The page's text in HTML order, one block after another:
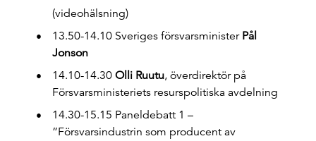
(videohälsning)
13.50-14.10 Sveriges försvarsminister Pål
Jonson
14.10-14.30 Olli Ruutu, överdirektör på
Försvarsministeriets resurspolitiska avdelning
14.30-15.15 Paneldebatt 1 –
”Försvarsindustrin som producent av